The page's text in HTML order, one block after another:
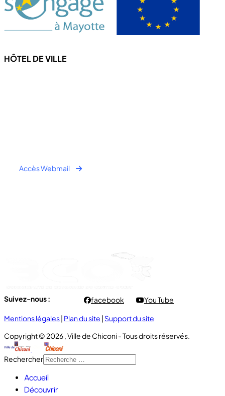
HÔTEL DE VILLE
Accès Webmail
Suivez-nous : facebook You Tube
Mentions légales | Plan du site | Support du site
Copyright © 2026 , Ville de Chiconi - Tous droits réservés.
Rechercher
Accueil
Découvrir